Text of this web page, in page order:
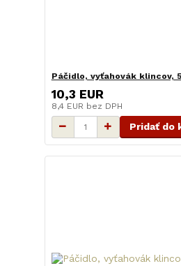
Páčidlo, vyťahovák klincov,
10,3 EUR
8,4 EUR bez DPH
Pridať do